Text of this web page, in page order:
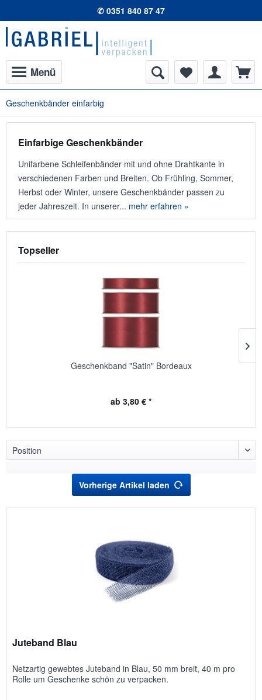
✆ 0351 840 87 47
Menü
Geschenkbänder einfarbig
Einfarbige Geschenkbänder
Unifarbene Schleifenbänder mit und ohne Drahtkante in
verschiedenen Farben und Breiten. Ob Frühling, Sommer,
Herbst oder Winter, unsere Geschenkbänder passen zu
jeder Jahreszeit. In unserer... mehr erfahren »
Topseller
Geschenkband "Satin" Bordeaux
ab 3,80 € *
Vorherige Artikel laden
Juteband Blau
Netzartig gewebtes Juteband in Blau, 50 mm breit, 40 m pro
Rolle um Geschenke schön zu verpacken.